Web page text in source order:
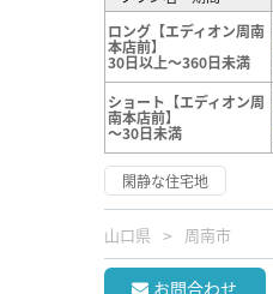
ロング【エディオン周南
本店前】
30日以上～360日未満
ショート【エディオン周
南本店前】
～30日未満
閑静な住宅地
山口県 周南市
お問合わせ